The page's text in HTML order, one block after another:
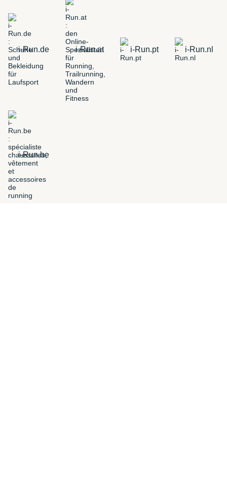
i-Run.de i-Run.at i-Run.pt i-Run.nl
i-Run.be